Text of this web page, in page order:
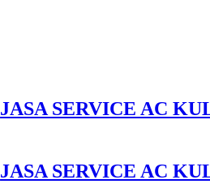
JASA SERVICE AC
JASA SERVICE AC